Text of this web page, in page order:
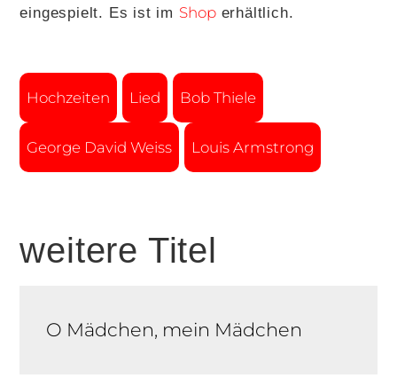
eingespielt. Es ist im Shoperhältlich.
Hochzeiten Lied Bob Thiele
George David Weiss Louis Armstrong
weitere Titel
O Mädchen, mein Mädchen